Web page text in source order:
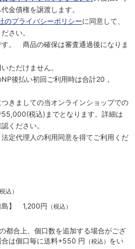
金債権を譲渡します。
のプライバシーポリシーに同意して、
さい。
。 商品の確保は審査通過後になりま
ただけません。
後払い初回ご利用時は合計20，
きましての当オンラインショップでの
税込)までとなります。詳細は
ください。
定代理人の利用同意を得てご利用くだ
税込）
島】 1,200円 （税込）
都合上、個口数を追加する場合がござ
は個口毎に送料+550 円 （税込） をい